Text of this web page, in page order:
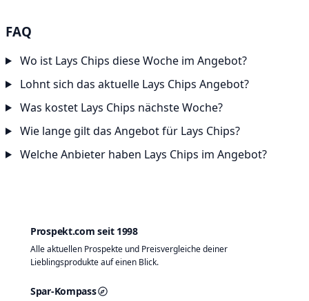
FAQ
Wo ist Lays Chips diese Woche im Angebot?
Lohnt sich das aktuelle Lays Chips Angebot?
Was kostet Lays Chips nächste Woche?
Wie lange gilt das Angebot für Lays Chips?
Welche Anbieter haben Lays Chips im Angebot?
Prospekt.com seit 1998
Alle aktuellen Prospekte und Preisvergleiche deiner
Lieblingsprodukte auf einen Blick.
Spar-Kompass